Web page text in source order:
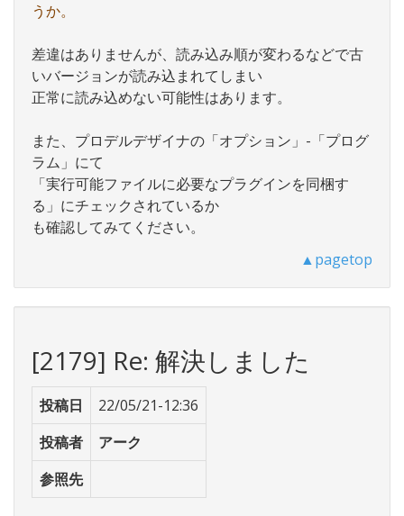
うか。
差違はありませんが、読み込み順が変わるなどで古
いバージョンが読み込まれてしまい
正常に読み込めない可能性はあります。
また、プロデルデザイナの「オプション」-「プログ
ラム」にて
「実行可能ファイルに必要なプラグインを同梱す
る」にチェックされているか
も確認してみてください。
▲pagetop
[2179] Re: 解決しました
投稿日
22/05/21-12:36
投稿者
アーク
参照先